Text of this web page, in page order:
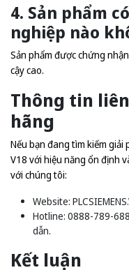
4. Sản phẩm
nghiệp nào
Sản phẩm được chứng
cậy cao.
Thông tin
hãng
Nếu bạn đang tìm kiếm
V18 với hiệu năng ổn định
với chúng tôi:
Website:
Hotline: 0888-789-
dẫn.
Kết luận